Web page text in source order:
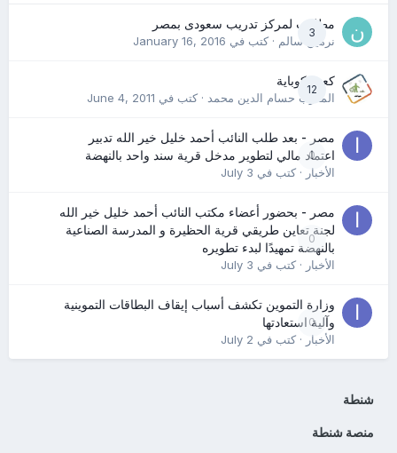
3
مطلوب لمركز تدريب سعودى بمصر
نرمين سالم· كتب في January 16, 2016
12
كعب كوباية
المدرب حسام الدين محمد· كتب في June 4, 2011
0
مصر - بعد طلب النائب أحمد خليل خير الله تدبير
اعتماد مالي لتطوير مدخل قرية سند واحد بالنهضة
الأخبار· كتب في July 3
0
مصر - بحضور أعضاء مكتب النائب أحمد خليل خير الله
لجنة تعاين طريقي قرية الحظيرة و المدرسة الصناعية
بالنهضة تمهيدًا لبدء تطويره
الأخبار· كتب في July 3
0
وزارة التموين تكشف أسباب إيقاف البطاقات التموينية
وآلية استعادتها
الأخبار· كتب في July 2
شنطة
منصة شنطة